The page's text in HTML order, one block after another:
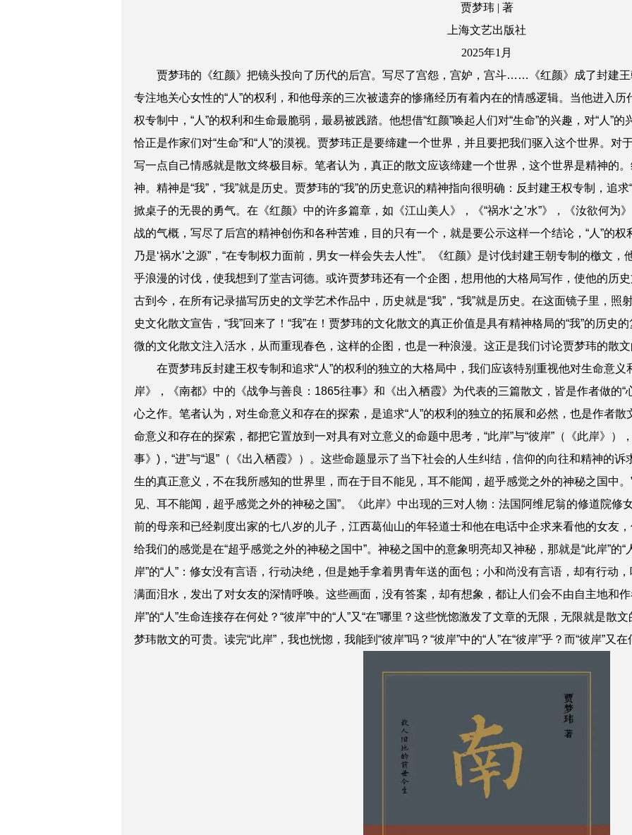
贾梦玮 | 著
上海文艺出版社
2025年1月
贾梦玮的《红颜》把镜头投向了历代的后宫。写尽了宫怨，宫妒，宫斗……《红颜》成了封建王
专注地关心女性的“人”的权利，和他母亲的三次被遗弃的惨痛经历有着内在的情感逻辑。当他进入
权专制中，“人”的权利和生命最脆弱，最易被践踏。他想借“红颜”唤起人们对“生命”的兴趣，对“人”
恰正是作家们对“生命”和“人”的漠视。贾梦玮正是要缔建一个世界，并且要把我们驱入这个世界。
写一点自己情感就是散文终极目标。笔者认为，真正的散文应该缔建一个世界，这个世界是精神的
神。精神是“我”，“我”就是历史。贾梦玮的“我”的历史意识的精神指向很明确：反封建王权专制，追
掀桌子的无畏的勇气。在《红颜》中的许多篇章，如《江山美人》，《“祸水‘之’水”》，《汝欲何为
战的气概，写尽了后宫的精神创伤和各种苦难，目的只有一个，就是要公示这样一个结论，“人”的权
乃是‘祸水’之源”，“在专制权力面前，男女一样会失去人性”。《红颜》是讨伐封建王朝专制的檄文
乎浪漫的讨伐，使我想到了堂吉诃德。或许贾梦玮还有一个企图，想用他的大格局写作，使他的历
古到今，在所有记录描写历史的文学艺术作品中，历史就是“我”，“我”就是历史。在这面镜子里，照
史文化散文宣告，“我”回来了！“我”在！贾梦玮的文化散文的真正价值是具有精神格局的“我”的历史
微的文化散文注入活水，从而重现春色，这样的企图，也是一种浪漫。这正是我们讨论贾梦玮的散
在贾梦玮反封建王权专制和追求“人”的权利的独立的大格局中，我们应该特别重视他对生命意义
岸》，《南都》中的《战争与善良：1865往事》和《出入栖霞》为代表的三篇散文，皆是作者做的“
心之作。笔者认为，对生命意义和存在的探索，是追求“人”的权利的独立的拓展和必然，也是作者
命意义和存在的探索，都把它置放到一对具有对立意义的命题中思考，“此岸”与“彼岸”（《此岸》）
事》)，“进”与“退”（《出入栖霞》）。这些命题显示了当下社会的人生纠结，信仰的向往和精神的
生的真正意义，不在我所感知的世界里，而在于目不能见，耳不能闻，超乎感觉之外的神秘之国中
见、耳不能闻，超乎感觉之外的神秘之国”。《此岸》中出现的三对人物：法国阿维尼翁的修道院修
前的母亲和已经剃度出家的七八岁的儿子，江西葛仙山的年轻道士和他在电话中企求来看他的女友
给我们的感觉是在“超乎感觉之外的神秘之国中”。神秘之国中的意象明亮却又神秘，那就是“此岸”的“
岸”的“人”：修女没有言语，行动决绝，但是她手拿着男青年送的面包；小和尚没有言语，却有行动
满面泪水，发出了对女友的深情呼唤。这些画面，没有答案，却有想象，都让人们会不由自主地和作
岸”的“人”生命连接存在何处？“彼岸”中的“人”又“在”哪里？这些恍惚激发了文章的无限，无限就是散
梦玮散文的可贵。读完“此岸”，我也恍惚，我能到“彼岸”吗？“彼岸”中的“人”在“彼岸”乎？而“彼岸”又